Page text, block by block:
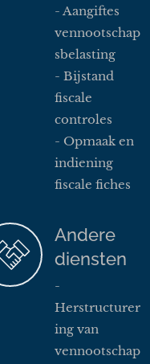
- Aangiftes
vennootschap
sbelasting
- Bijstand
fiscale
controles
- Opmaak en
indiening
fiscale fiches
Andere
diensten
-
Herstructurer
ing van
vennootschap